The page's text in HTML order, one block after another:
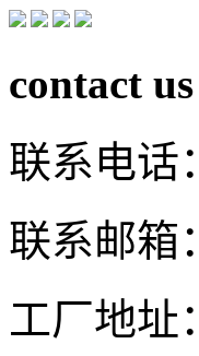
contact us
联系电话
联系邮箱
工厂地址